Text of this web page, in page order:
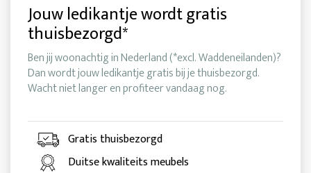
Jouw ledikantje wordt gratis
thuisbezorgd*
Ben jij woonachtig in Nederland (*excl. Waddeneilanden)?
Dan wordt jouw ledikantje gratis bij je thuisbezorgd.
Wacht niet langer en profiteer vandaag nog.
Gratis thuisbezorgd
Duitse kwaliteits meubels